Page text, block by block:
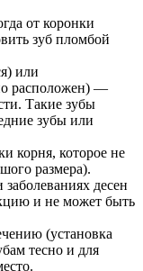
от коронки
зуб пломбой
или
расположен) —
Такие зубы
зубы или
корня, которое не
размера).
десен
и не может быть
(установка
тесно и для